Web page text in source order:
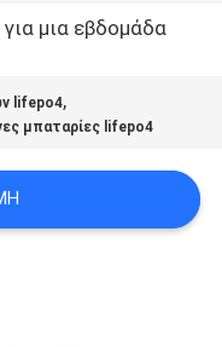
μια εβδομάδα
lifepo4,
μπαταρίες lifepo4